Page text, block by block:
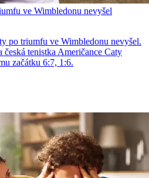
ve Wimbledonu nevyšel
po triumfu ve Wimbledonu nevyšel.
tenistka Američance Caty
začátku 6:7, 1:6.